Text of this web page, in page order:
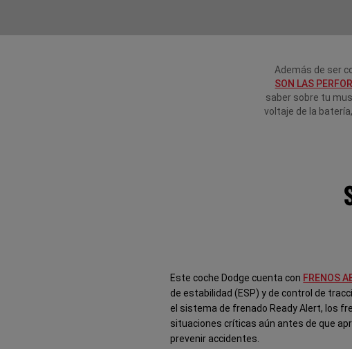
Además de ser
SON LAS
saber sobre tu
voltaje de la
Este coche Dodge cuenta con FRENOS
de estabilidad (ESP) y de control de
el sistema de frenado Ready Alert, los
situaciones críticas aún antes de que
prevenir accidentes.